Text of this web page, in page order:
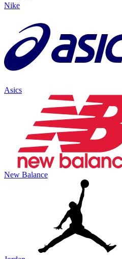
Nike
Asics
New Balance